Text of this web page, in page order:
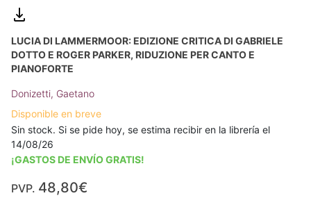
LUCIA DI LAMMERMOOR: EDIZIONE CRITICA DI GABRIELE
DOTTO E ROGER PARKER, RIDUZIONE PER CANTO E
PIANOFORTE
Donizetti, Gaetano
Disponible en breve
Sin stock. Si se pide hoy, se estima recibir en la librería el
14/08/26
¡GASTOS DE ENVÍO GRATIS!
PVP. 48,80€